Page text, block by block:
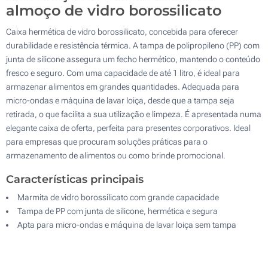
almoço de vidro borossilicato
Caixa hermética de vidro borossilicato, concebida para oferecer
durabilidade e resistência térmica. A tampa de polipropileno (PP) com
junta de silicone assegura um fecho hermético, mantendo o conteúdo
fresco e seguro. Com uma capacidade de até 1 litro, é ideal para
armazenar alimentos em grandes quantidades. Adequada para
micro-ondas e máquina de lavar loiça, desde que a tampa seja
retirada, o que facilita a sua utilização e limpeza. É apresentada numa
elegante caixa de oferta, perfeita para presentes corporativos. Ideal
para empresas que procuram soluções práticas para o
armazenamento de alimentos ou como brinde promocional.
Características principais
Marmita de vidro borossilicato com grande capacidade
Tampa de PP com junta de silicone, hermética e segura
Apta para micro-ondas e máquina de lavar loiça sem tampa